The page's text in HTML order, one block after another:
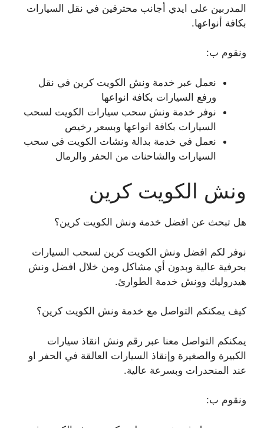
المدربين على ايدي أجانب محترفين في نقل السيارات
بكافة أنواعها.
ونقوم ب:
نعمل عبر خدمة ونش الكويت كرين في نقل
ورفع السيارات بكافة انواعها
نوفر خدمة ونش سحب سيارات الكويت لسحب
السيارات بكافة انواعها وبسعر رخيص
نعمل في خدمة بدالة ونشات الكويت في سحب
السيارات والشاحنات من الحفر والرمال
ونش الكويت كرين
هل تبحث عن افضل خدمة ونش الكويت كرين؟
نوفر لكم افضل ونش الكويت كرين لسحب السيارات
بحرفية عالية وبدون أي مشاكل ومن خلال افضل ونش
هيدروليك وونش خدمة الطوارئ.
كيف يمكنكم التواصل مع خدمة ونش الكويت كرين؟
يمكنكم التواصل معنا عبر رقم ونش انقاذ سيارات
الكبيرة والصغيرة وإنقاذ السيارات العالقة في الحفر او
عند المنحدرات وبسرعة عالية.
ونقوم ب: